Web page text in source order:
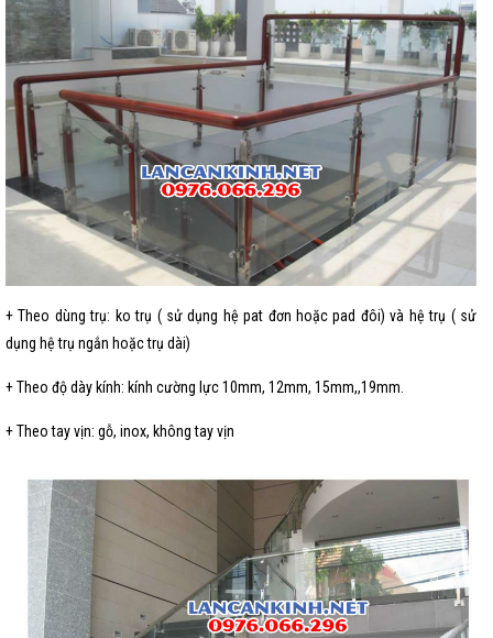
+ Theo dùng trụ: ko trụ ( sử dụng hệ pat đơn hoặc pad đôi) và hệ trụ ( sử
dụng hệ trụ ngắn hoặc trụ dài)
+ Theo độ dày kính: kính cường lực 10mm, 12mm, 15mm,,19mm.
+ Theo tay vịn: gỗ, inox, không tay vịn